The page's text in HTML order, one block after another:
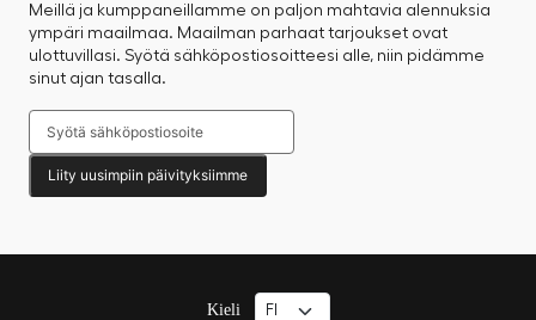
Meillä ja kumppaneillamme on paljon mahtavia alennuksia
ympäri maailmaa. Maailman parhaat tarjoukset ovat
ulottuvillasi. Syötä sähköpostiosoitteesi alle, niin pidämme
sinut ajan tasalla.
Liity uusimpiin päivityksiimme
Kieli